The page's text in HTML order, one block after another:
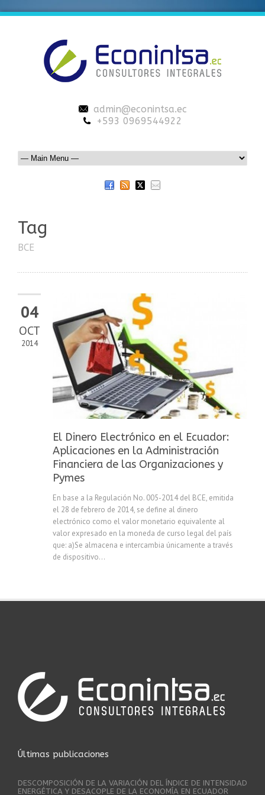
admin@econintsa.ec
+593 0969544922
Tag
BCE
04
OCT
2014
El Dinero Electrónico en el Ecuador:
Aplicaciones en la Administración
Financiera de las Organizaciones y
Pymes
En base a la Regulación No. 005-2014 del BCE, emitida
el 28 de febrero de 2014, se define al dinero
electrónico como el valor monetario equivalente al
valor expresado en la moneda de curso legal del país
que: a)Se almacena e intercambia únicamente a través
de dispositivo...
Últimas publicaciones
DESCOMPOSICIÓN DE LA VARIACIÓN DEL ÍNDICE DE INTENSIDAD
ENERGÉTICA Y DESACOPLE DE LA ECONOMÍA EN ECUADOR